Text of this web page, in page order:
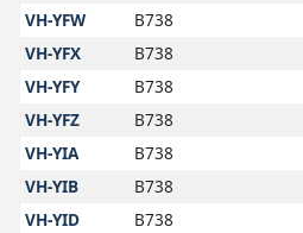
VH-YFW
B738
VH-YFX
B738
VH-YFY
B738
VH-YFZ
B738
VH-YIA
B738
VH-YIB
B738
VH-YID
B738